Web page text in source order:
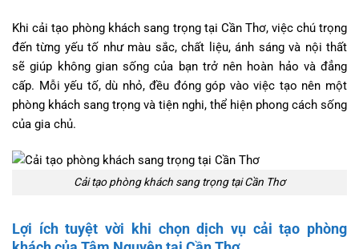
Khi cải tạo phòng khách sang trọng tại Cần Thơ, việc chú trọng
đến từng yếu tố như màu sắc, chất liệu, ánh sáng và nội thất
sẽ giúp không gian sống của bạn trở nên hoàn hảo và đẳng
cấp. Mỗi yếu tố, dù nhỏ, đều đóng góp vào việc tạo nên một
phòng khách sang trọng và tiện nghi, thể hiện phong cách sống
của gia chủ.
Cải tạo phòng khách sang trọng tại Cần Thơ
Lợi ích tuyệt vời khi chọn dịch vụ cải tạo phòng